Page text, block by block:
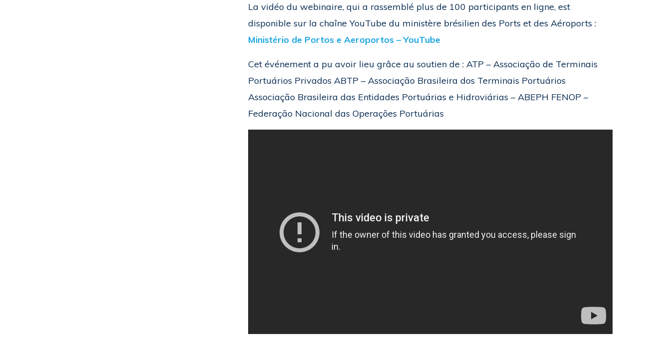
La vidéo du webinaire, qui a rassemblé plus de 100 participants en ligne, est
disponible sur la chaîne YouTube du ministère brésilien des Ports et des Aéroports :
Ministério de Portos e Aeroportos – YouTube
Cet événement a pu avoir lieu grâce au soutien de : ATP – Associação de Terminais
Portuários Privados ABTP – Associação Brasileira dos Terminais Portuários
Associação Brasileira das Entidades Portuárias e Hidroviárias – ABEPH FENOP –
Federação Nacional das Operações Portuárias